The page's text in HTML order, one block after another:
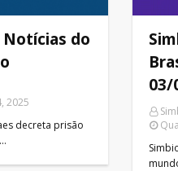
do
2025
decreta prisão
03/